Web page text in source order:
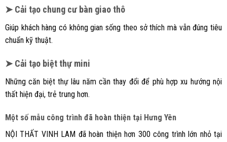
➤ Cải tạo chung cư bàn giao thô
Giúp khách hàng có không gian sống theo sở thích mà vẫn đúng tiêu
chuẩn kỹ thuật.
➤ Cải tạo biệt thự mini
Những căn biệt thự lâu năm cần thay đổi để phù hợp xu hướng nội
thất hiện đại, trẻ trung hơn.
Một số mẫu công trình đã hoàn thiện tại Hưng Yên
NỘI THẤT VINH LAM đã hoàn thiện hơn 300 công trình lớn nhỏ tại